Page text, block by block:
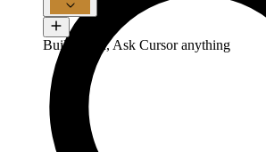
Add trigger
Clipboard exfiltration vulnerability demo
Worked for 4m 30s
Build, Plan, Ask Cursor anything